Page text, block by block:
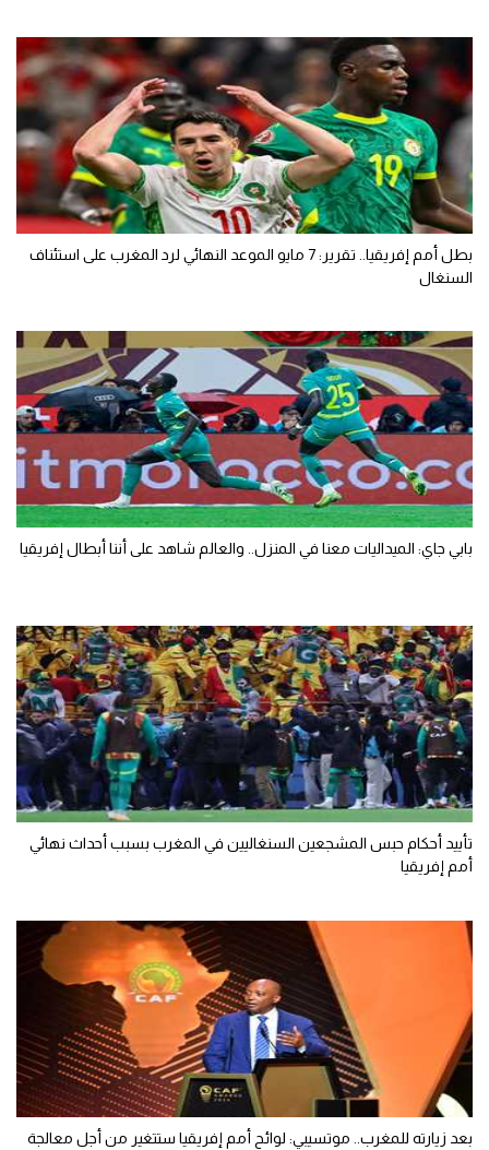
بطل أمم إفريقيا.. تقرير: 7 مايو الموعد النهائي لرد المغرب على استئناف
السنغال
بابي جاي: الميداليات معنا في المنزل.. والعالم شاهد على أننا أبطال إفريقيا
تأييد أحكام حبس المشجعين السنغاليين في المغرب بسبب أحداث نهائي
أمم إفريقيا
بعد زيارته للمغرب.. موتسيبي: لوائح أمم إفريقيا ستتغير من أجل معالجة